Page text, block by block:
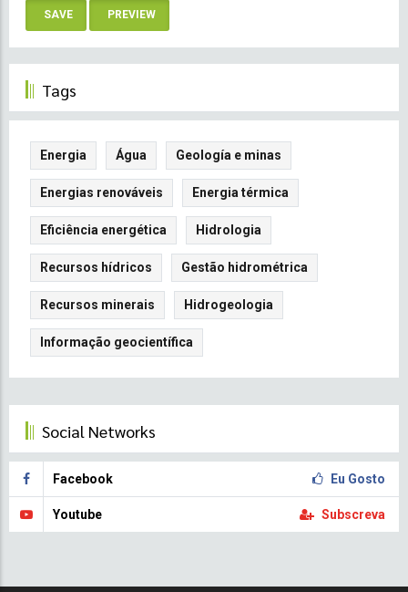
Tags
Energia Água Geología e minas
Energias renováveis Energia térmica
Eficiência energética Hidrologia
Recursos hídricos Gestão hidrométrica
Recursos minerais Hidrogeologia
Informação geocientífica
Social Networks
Facebook Eu Gosto
Youtube Subscreva